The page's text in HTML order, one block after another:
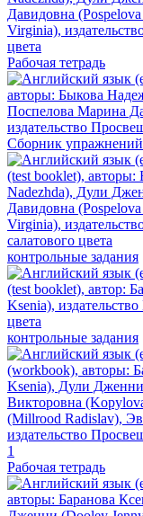
Рабочая тетрадь
Сборник упражнений
контрольные задания
контрольные задания
Рабочая тетрадь